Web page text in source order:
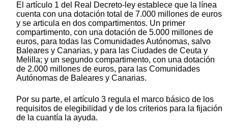
El artículo 1 del Real Decreto-ley establece que la línea
cuenta con una dotación total de 7.000 millones de euros
y se articula en dos compartimentos. Un primer
compartimento, con una dotación de 5.000 millones de
euros, para todas las Comunidades Autónomas, salvo
Baleares y Canarias, y para las Ciudades de Ceuta y
Melilla; y un segundo compartimento, con una dotación
de 2.000 millones de euros, para las Comunidades
Autónomas de Baleares y Canarias.
Por su parte, el artículo 3 regula el marco básico de los
requisitos de elegibilidad y de los criterios para la fijación
de la cuantía la ayuda.